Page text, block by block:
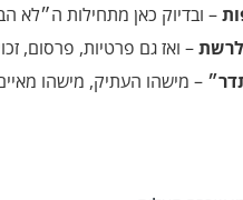
– ובדיוק כאן מתחילות ה״לא
– ואז גם פרטיות, פרסום,
– מישהו העתיק, מישהו